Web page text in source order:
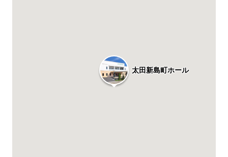
太田新島町ホール